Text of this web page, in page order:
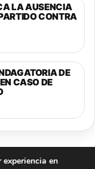
LA AUSENCIA
CONTRA
DE
CASO DE
en